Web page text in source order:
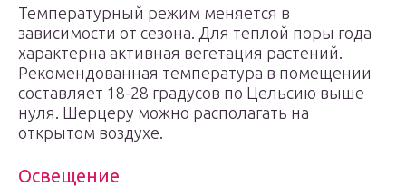
Температурный режим меняется в
зависимости от сезона. Для теплой поры года
характерна активная вегетация растений.
Рекомендованная температура в помещении
составляет 18-28 градусов по Цельсию выше
нуля. Шерцеру можно располагать на
открытом воздухе.
Освещение